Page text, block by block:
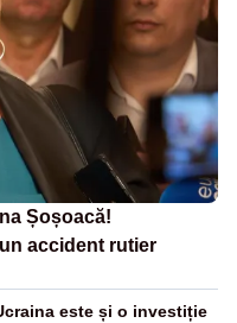
Șoșoacă!
accident rutier
este și o investiție